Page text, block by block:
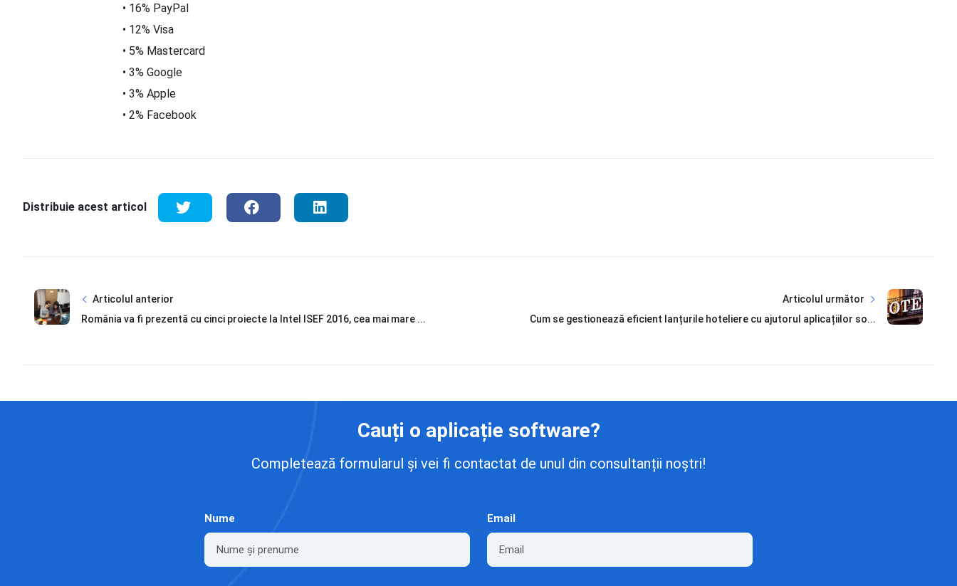
• 16% PayPal
• 12% Visa
• 5% Mastercard
• 3% Google
• 3% Apple
• 2% Facebook
Distribuie acest articol
Articolul anterior
România va fi prezentă cu cinci proiecte la Intel ISEF 2016, cea mai mare ...
Articolul următor
Cum se gestionează eficient lanțurile hoteliere cu ajutorul aplicațiilor so...
Cauți o aplicație software?
Completează formularul și vei fi contactat de unul din consultanții noștri!
Nume Email